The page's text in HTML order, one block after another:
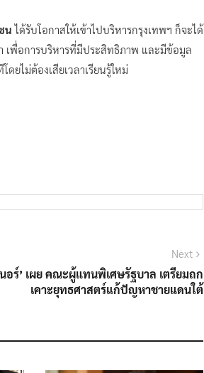
น ได้รับโอกาสให้เข้าไปบริหารกรุงเทพฯ ก็จะได้
เพื่อการบริหารที่มีประสิทธิภาพ และมีข้อมูล
ไม่ต้องเสียเวลาเรียนรู้ใหม่
Next
อร์’ เผย คณะผู้แทนพิเศษรัฐบาล เตรียมถก
เคาะยุทธศาสตร์แก้ปัญหาชายแดนใต้